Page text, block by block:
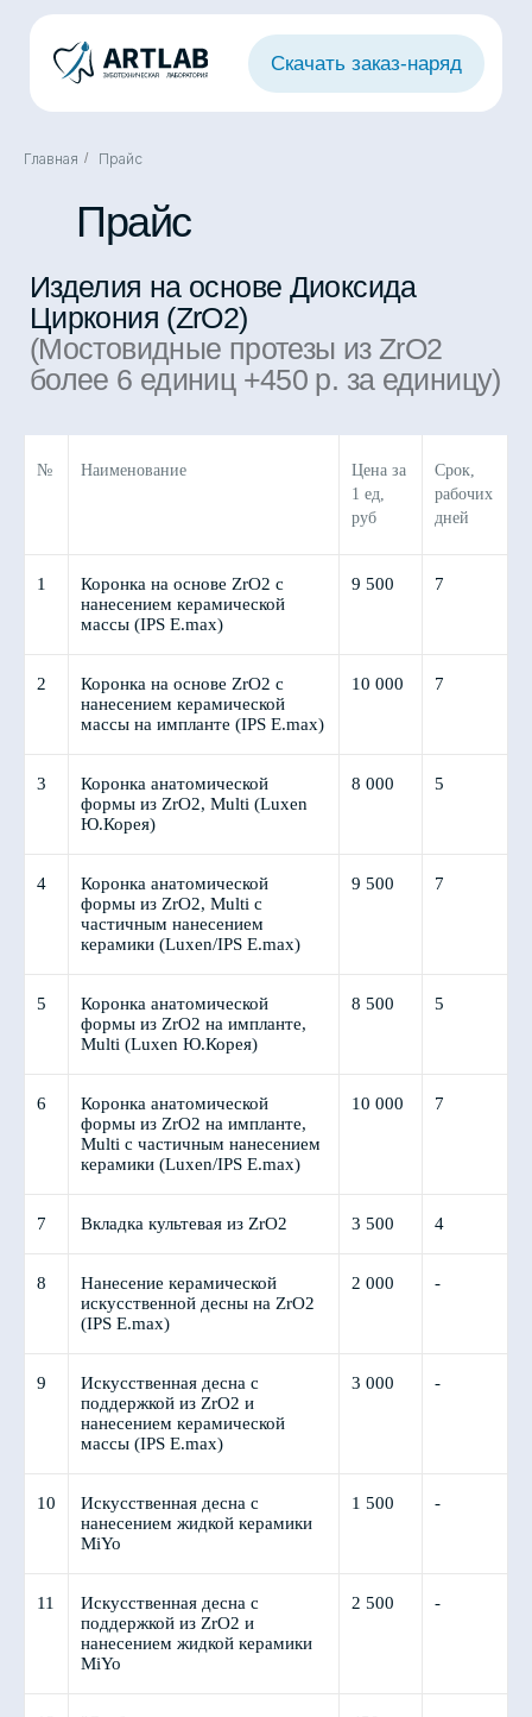
Скачать заказ-наряд
Главная / Прайс
Прайс
Изделия на основе Диоксида
(Мостовидные протезы из ZrO2
более 6 единиц +450 р. за единицу)
№ Наименование
Цена за
1 ед,
руб
Срок,
рабочих
дней
1
Коронка на основе ZrO2 с
нанесением керамической
массы (IPS E.max)
9 500 7
2
Коронка на основе ZrO2 с
нанесением керамической
массы на импланте (IPS E.max)
10 000 7
3
Коронка анатомической
формы из ZrO2, Multi (Luxen
Ю.Корея)
8 000 5
4
Коронка анатомической
формы из ZrO2, Multi с
частичным нанесением
керамики (Luxen/IPS E.max)
9 500 7
5
Коронка анатомической
формы из ZrO2 на импланте,
Multi (Luxen Ю.Корея)
8 500 5
6
Коронка анатомической
формы из ZrO2 на импланте,
Multi с частичным нанесением
керамики (Luxen/IPS E.max)
10 000 7
7 Вкладка культевая из ZrO2 3 500 4
8
Нанесение керамической
искусственной десны на ZrO2
(IPS E.max)
2 000 -
9
Искусственная десна с
поддержкой из ZrO2 и
нанесением керамической
массы (IPS E.max)
3 000 -
10
Искусcтвенная десна с
нанесением жидкой керамики
MiYo
1 500 -
11
Искусственная десна с
поддержкой из ZrO2 и
нанесением жидкой керамики
MiYo
2 500 -